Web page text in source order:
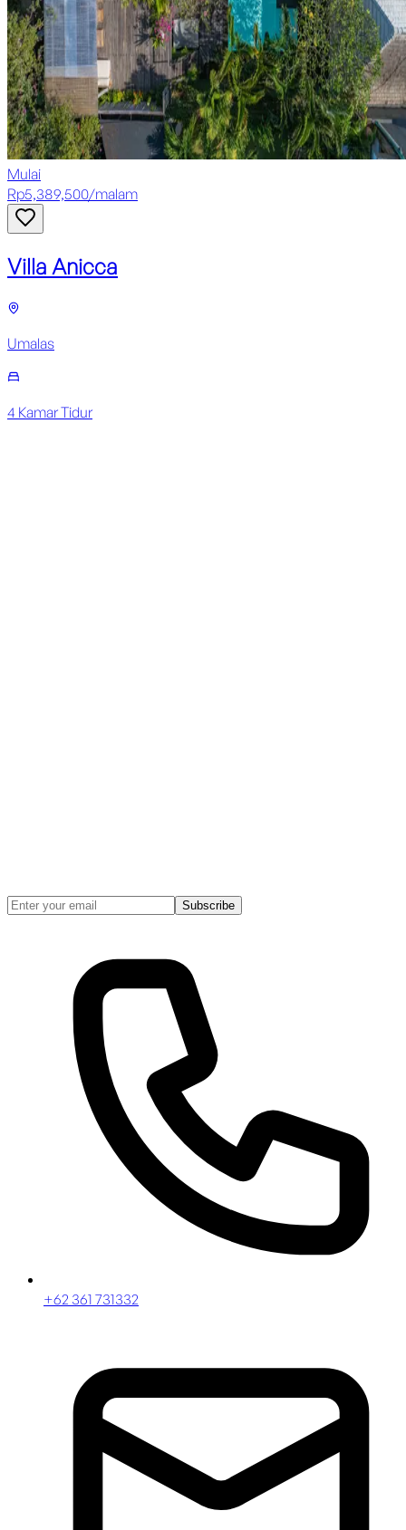
Mulai
Rp5,389,500/malam
Villa Anicca
Umalas
4 Kamar Tidur
Subscribe
+62 361 731332